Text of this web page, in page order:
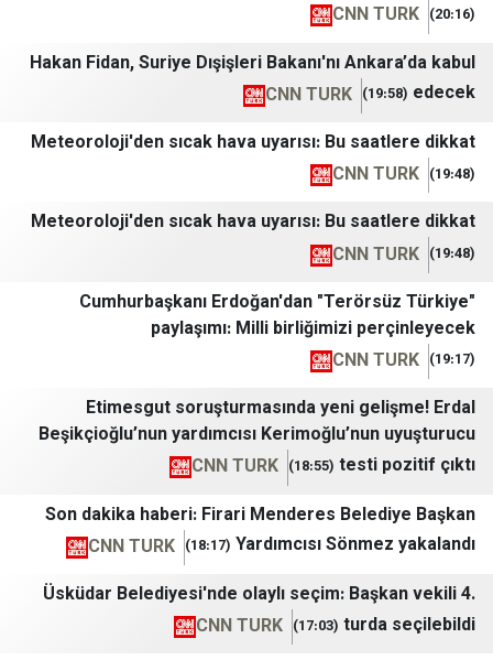
CNN
Hakan Fidan, Suriye Dışişleri Bakanı'nı
CNN TURK
Meteoroloji'den sıcak hava uyarısı: Bu
CNN
Meteoroloji'den sıcak hava uyarısı: Bu
CNN
Cumhurbaşkanı Erdoğan'dan
paylaşımı: Milli birliğimizi
CNN
Etimesgut soruşturmasında yeni
Beşikçioğlu’nun yardımcısı
testi
CNN TURK
Son dakika haberi: Firari Menderes
Yardımcısı
(18:17)
CNN TURK
Üsküdar Belediyesi'nde olaylı seçim:
(17:03)
CNN TURK